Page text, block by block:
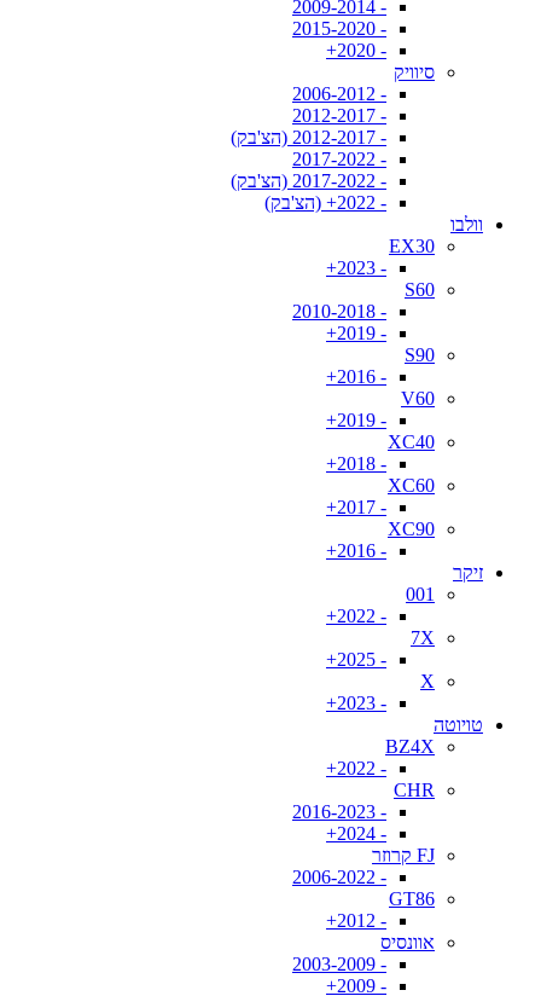
- 2009-2014
- 2015-2020
- 2020+
סיוויק
- 2006-2012
- 2012-2017
- 2012-2017 (הצ'בק)
- 2017-2022
- 2017-2022 (הצ'בק)
- 2022+ (הצ'בק)
וולבו
EX30
- 2023+
S60
- 2010-2018
- 2019+
S90
- 2016+
V60
- 2019+
XC40
- 2018+
XC60
- 2017+
XC90
- 2016+
זיקר
001
- 2022+
7X
- 2025+
X
- 2023+
טויוטה
BZ4X
- 2022+
CHR
- 2016-2023
- 2024+
FJ קרוזר
- 2006-2022
GT86
- 2012+
אוונסיס
- 2003-2009
- 2009+